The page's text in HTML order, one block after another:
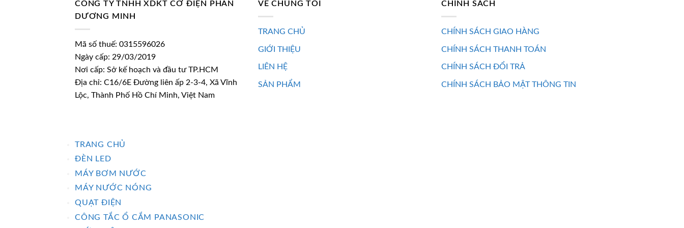
CÔNG TY TNHH XDKT CƠ ĐIỆN PHAN
DƯƠNG MINH
Mã số thuế: 0315596026
Ngày cấp: 29/03/2019
Nơi cấp: Sở kế hoạch và đầu tư TP.HCM
Địa chỉ: C16/6E Đường liên ấp 2-3-4, Xã Vĩnh
Lộc, Thành Phố Hồ Chí Minh, Việt Nam
VỀ CHÚNG TÔI
TRANG CHỦ
GIỚI THIỆU
LIÊN HỆ
SẢN PHẨM
CHÍNH SÁCH
CHÍNH SÁCH GIAO HÀNG
CHÍNH SÁCH THANH TOÁN
CHÍNH SÁCH ĐỔI TRẢ
CHÍNH SÁCH BẢO MẬT THÔNG TIN
TRANG CHỦ
ĐÈN LED
MÁY BƠM NƯỚC
MÁY NƯỚC NÓNG
QUẠT ĐIỆN
CÔNG TẮC Ổ CẮM PANASONIC